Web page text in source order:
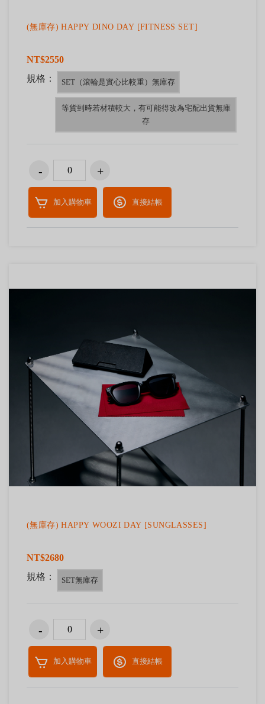
(無庫存) HAPPY DINO DAY [FITNESS SET]
NT$2550
規格：
SET（滾輪是實心比較重）無庫存
等貨到時若材積較大，有可能得改為宅配出貨無庫
存
加入購物車 直接結帳
(無庫存) HAPPY WOOZI DAY [SUNGLASSES]
NT$2680
規格：
SET無庫存
加入購物車 直接結帳